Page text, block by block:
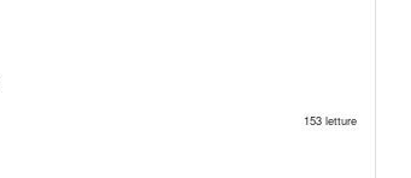
153 letture